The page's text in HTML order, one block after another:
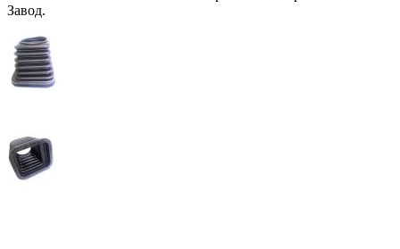
Завод.